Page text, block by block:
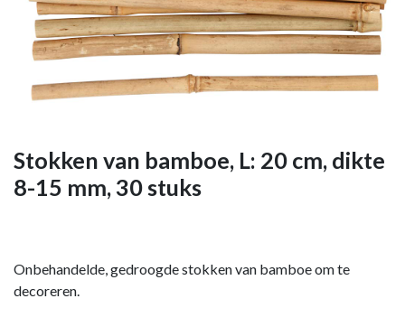
Stokken van bamboe, L: 20 cm, dikte
8-15 mm, 30 stuks
Onbehandelde, gedroogde stokken van bamboe om te
decoreren.